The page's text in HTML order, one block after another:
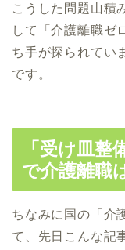
こうした問題山積
して「介護離職ゼ
ち手が探られてい
です。
「受け皿整
で介護離職
ちなみに国の「介
て、先日こんな記